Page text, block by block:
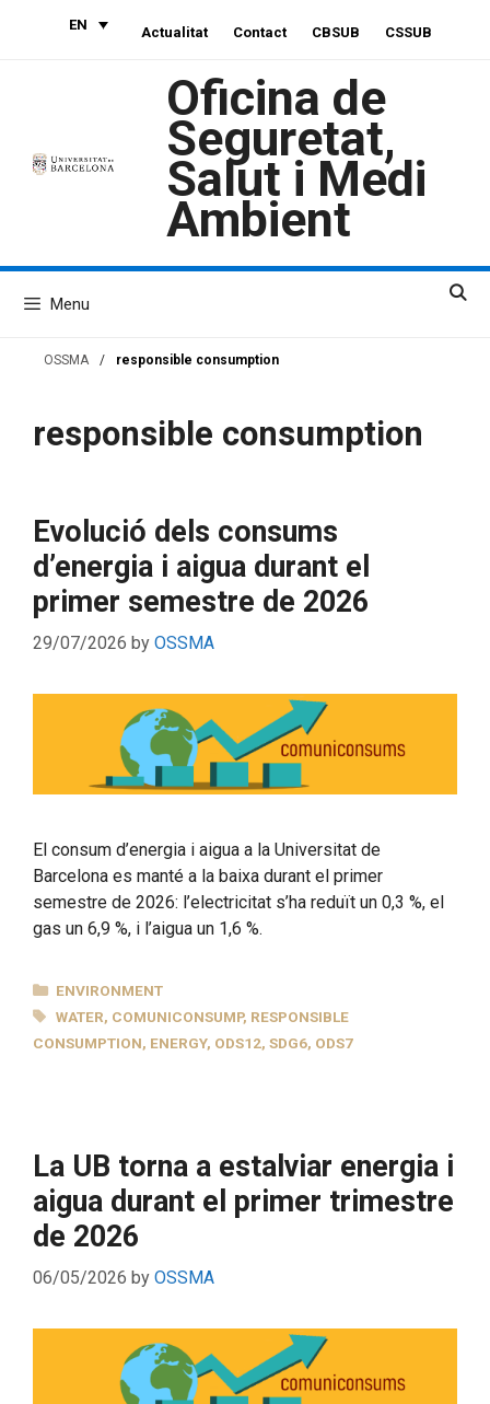
EN Actualitat Contact CBSUB CSSUB
Oficina de
Seguretat,
Salut i Medi
Ambient
Menu
OSSMA / responsible consumption
responsible consumption
Evolució dels consums
d’energia i aigua durant el
primer semestre de 2026
29/07/2026 by OSSMA
El consum d’energia i aigua a la Universitat de
Barcelona es manté a la baixa durant el primer
semestre de 2026: l’electricitat s’ha reduït un 0,3 %, el
gas un 6,9 %, i l’aigua un 1,6 %.
CATEGORIES
ENVIRONMENT
TAGS
WATER, COMUNICONSUMP, RESPONSIBLE
CONSUMPTION, ENERGY, ODS12, SDG6, ODS7
La UB torna a estalviar energia i
aigua durant el primer trimestre
de 2026
06/05/2026 by OSSMA